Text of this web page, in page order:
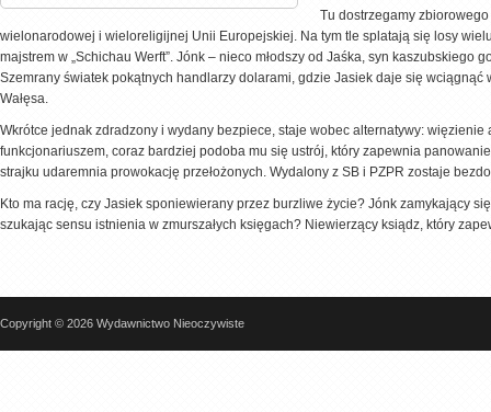
Tu dostrzegamy
wielonarodowej i wieloreligijnej Unii Europejskiej. Na tym tle splatają się losy
majstrem w „Schichau Werft”. Jónk – nieco młodszy od Jaśka, syn
Szemrany światek pokątnych handlarzy dolarami, gdzie Jasiek daje się
Wałęsa.
Wkrótce jednak zdradzony i wydany bezpiece, staje wobec alternatywy:
funkcjonariuszem, coraz bardziej podoba mu się ustrój, który zapewnia
strajku udaremnia prowokację przełożonych. Wydalony z SB i PZPR zostaje
Kto ma rację, czy Jasiek sponiewierany przez burzliwe życie? Jónk zamykający
szukając sensu istnienia w zmurszałych księgach? Niewierzący ksiądz, który
Copyright © 2026 Wydawnictwo Nieoczywiste